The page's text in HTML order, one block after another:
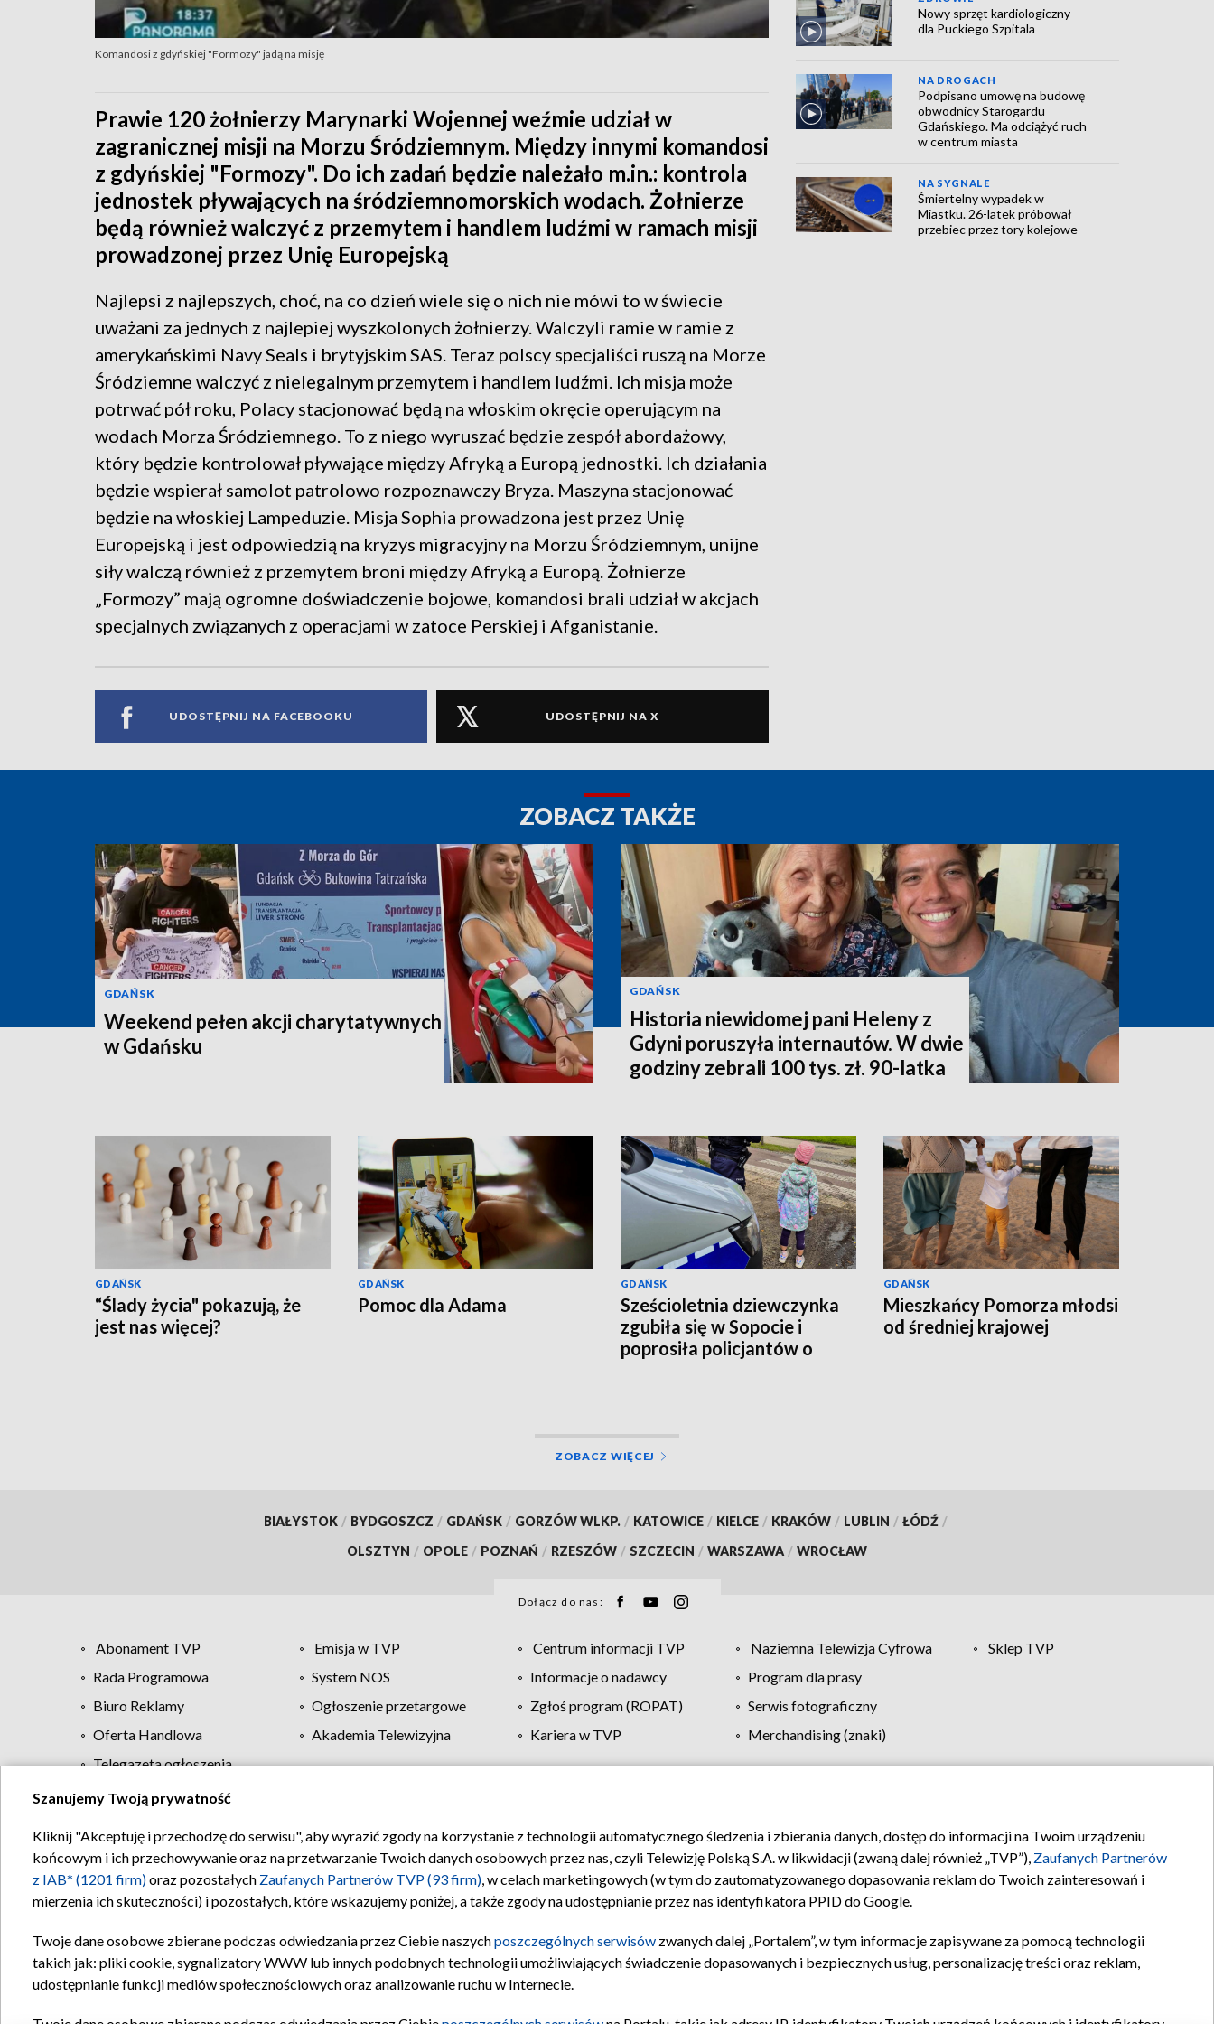
Komandosi z gdyńskiej "Formozy" jadą na misję
Prawie 120 żołnierzy Marynarki Wojennej weźmie udział w
zagranicznej misji na Morzu Śródziemnym. Między innymi komandosi
z gdyńskiej "Formozy". Do ich zadań będzie należało m.in.: kontrola
jednostek pływających na śródziemnomorskich wodach. Żołnierze
będą również walczyć z przemytem i handlem ludźmi w ramach misji
prowadzonej przez Unię Europejską
Najlepsi z najlepszych, choć, na co dzień wiele się o nich nie mówi to w świecie
uważani za jednych z najlepiej wyszkolonych żołnierzy. Walczyli ramie w ramie z
amerykańskimi Navy Seals i brytyjskim SAS. Teraz polscy specjaliści ruszą na Morze
Śródziemne walczyć z nielegalnym przemytem i handlem ludźmi. Ich misja może
potrwać pół roku, Polacy stacjonować będą na włoskim okręcie operującym na
wodach Morza Śródziemnego. To z niego wyruszać będzie zespół abordażowy,
który będzie kontrolował pływające między Afryką a Europą jednostki. Ich działania
będzie wspierał samolot patrolowo rozpoznawczy Bryza. Maszyna stacjonować
będzie na włoskiej Lampeduzie. Misja Sophia prowadzona jest przez Unię
Europejską i jest odpowiedzią na kryzys migracyjny na Morzu Śródziemnym, unijne
siły walczą również z przemytem broni między Afryką a Europą. Żołnierze
„Formozy” mają ogromne doświadczenie bojowe, komandosi brali udział w akcjach
specjalnych związanych z operacjami w zatoce Perskiej i Afganistanie.
UDOSTĘPNIJ NA FACEBOOKU UDOSTĘPNIJ NA X
Nowy sprzęt kardiologiczny
dla Puckiego Szpitala
NA DROGACH
Podpisano umowę na budowę
obwodnicy Starogardu
Gdańskiego. Ma odciążyć ruch
w centrum miasta
NA SYGNALE
Śmiertelny wypadek w
Miastku. 26-latek próbował
przebiec przez tory kolejowe
ZOBACZ TAKŻE
GDAŃSK
Weekend pełen akcji charytatywnych
w Gdańsku
GDAŃSK
Historia niewidomej pani Heleny z
Gdyni poruszyła internautów. W dwie
godziny zebrali 100 tys. zł. 90-latka
GDAŃSK
“Ślady życia" pokazują, że
jest nas więcej?
GDAŃSK
Pomoc dla Adama
GDAŃSK
Sześcioletnia dziewczynka
zgubiła się w Sopocie i
poprosiła policjantów o
GDAŃSK
Mieszkańcy Pomorza młodsi
od średniej krajowej
ZOBACZ WIĘCEJ
BIAŁYSTOK / BYDGOSZCZ / GDAŃSK / GORZÓW WLKP. / KATOWICE / KIELCE / KRAKÓW / LUBLIN / ŁÓDŹ /
OLSZTYN / OPOLE / POZNAŃ / RZESZÓW / SZCZECIN / WARSZAWA / WROCŁAW
Dołącz do nas:
Abonament TVP Emisja w TVP Centrum informacji TVP Naziemna Telewizja Cyfrowa
Sklep TVP
Rada Programowa
System NOS Informacje o nadawcy
Program dla prasy
Biuro Reklamy
Ogłoszenie przetargowe Zgłoś program (ROPAT)
Serwis fotograficzny
Oferta Handlowa
Akademia Telewizyjna Kariera w TVP
Merchandising (znaki)
Telegazeta ogłoszenia
Regulamin TVP Polityka prywatności Moje zgody Pomoc Biuro reklamy Kontakt
Szanujemy Twoją prywatność
Kliknij "Akceptuję i przechodzę do serwisu", aby wyrazić zgody na korzystanie z technologii automatycznego śledzenia i zbierania danych, dostęp do informacji na Twoim urządzeniu
końcowym i ich przechowywanie oraz na przetwarzanie Twoich danych osobowych przez nas, czyli Telewizję Polską S.A. w likwidacji (zwaną dalej również „TVP”), Zaufanych Partnerów
z IAB* (1201 firm)oraz pozostałych Zaufanych Partnerów TVP (93 firm), w celach marketingowych (w tym do zautomatyzowanego dopasowania reklam do Twoich zainteresowań i
mierzenia ich skuteczności) i pozostałych, które wskazujemy poniżej, a także zgody na udostępnianie przez nas identyfikatora PPID do Google.
Twoje dane osobowe zbierane podczas odwiedzania przez Ciebie naszychposzczególnych serwisów zwanych dalej „Portalem”, w tym informacje zapisywane za pomocą technologii
takich jak: pliki cookie, sygnalizatory WWW lub innych podobnych technologii umożliwiających świadczenie dopasowanych i bezpiecznych usług, personalizację treści oraz reklam,
udostępnianie funkcji mediów społecznościowych oraz analizowanie ruchu w Internecie.